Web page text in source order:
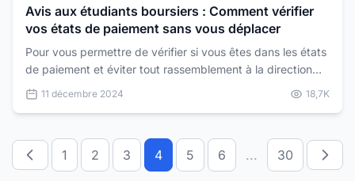
Avis aux étudiants boursiers : Comment vérifier
vos états de paiement sans vous déplacer
Pour vous permettre de vérifier si vous êtes dans les états
de paiement et éviter tout rassemblement à la direction
des bourses, il est mis à votre disposition...
11 décembre 2024 18,7K
1 2 3 4 5 6 ... 30